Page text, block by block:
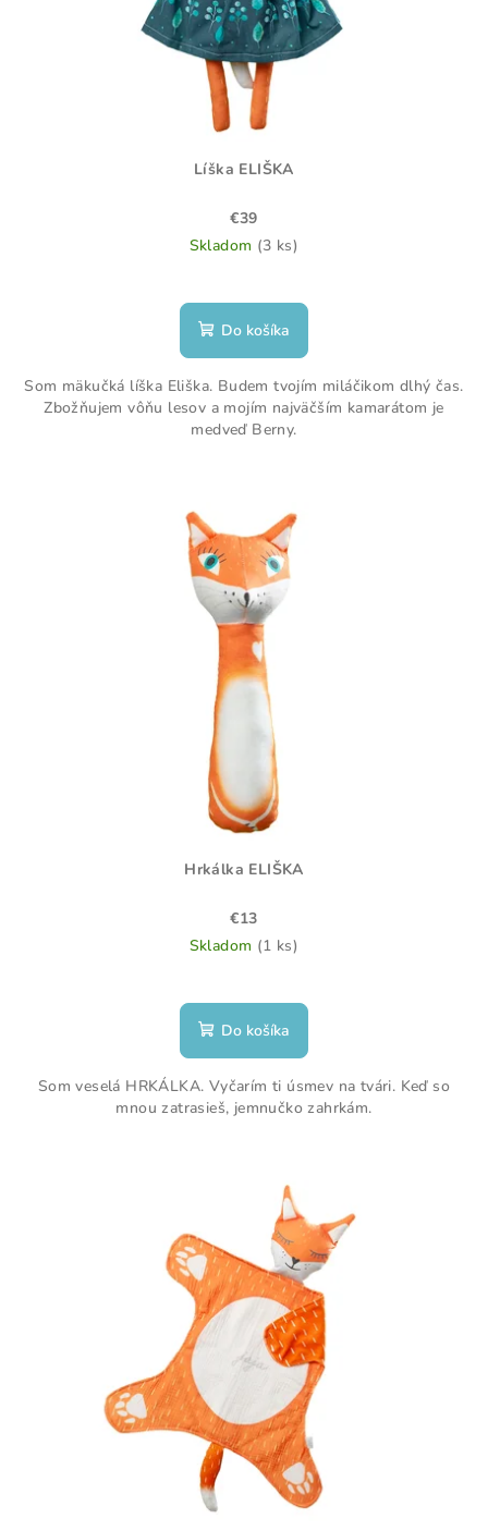
Líška ELIŠKA
€39
Skladom (3 ks)
hodnotenie
produktu
z
5
hviezdičiek.
Do košíka
Som mäkučká líška Eliška. Budem tvojím miláčikom dlhý čas.
Zbožňujem vôňu lesov a mojím najväčším kamarátom je
medveď Berny.
Hrkálka ELIŠKA
€13
Skladom (1 ks)
Do košíka
Som veselá HRKÁLKA. Vyčarím ti úsmev na tvári. Keď so
mnou zatrasieš, jemnučko zahrkám.